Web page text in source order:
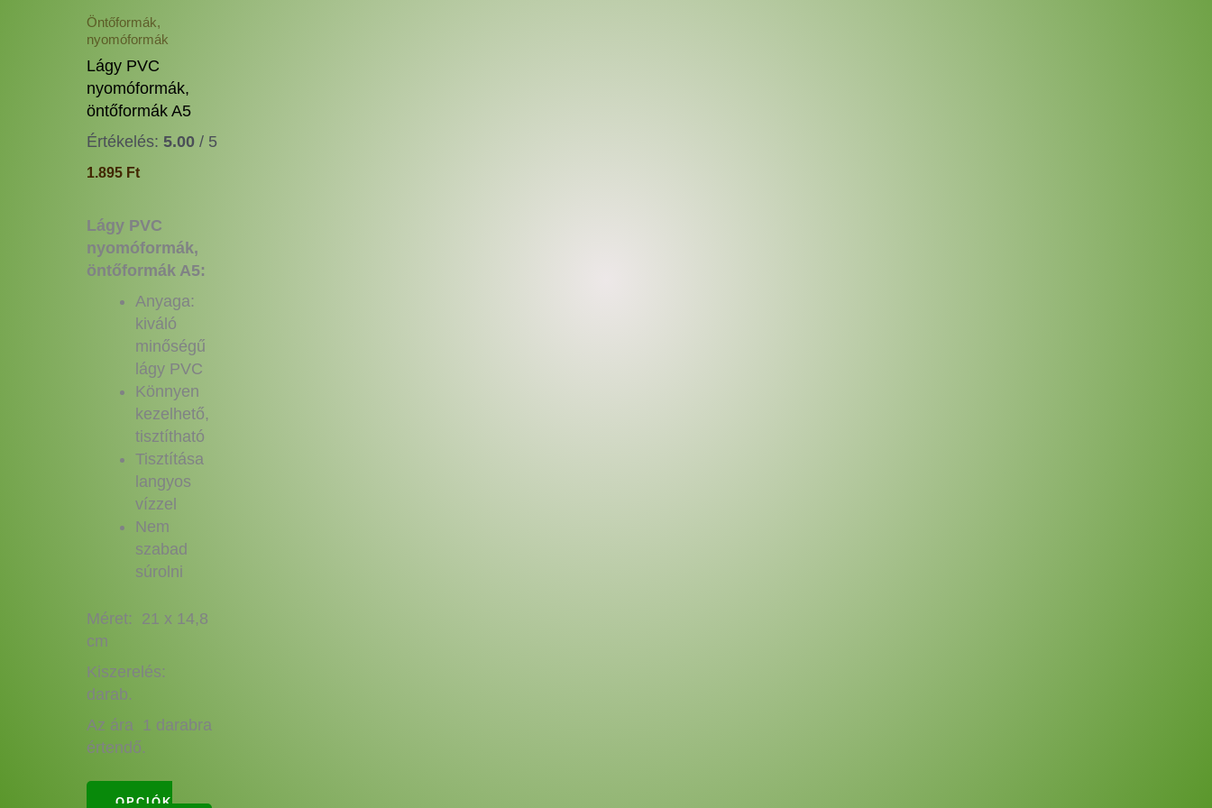
Öntőformák,
nyomóformák
Lágy PVC
nyomóformák,
öntőformák A5
Értékelés: 5.00/ 5
1.895 Ft
Lágy PVC
nyomóformák,
öntőformák A5:
Anyaga:
kiváló
minőségű
lágy PVC
Könnyen
kezelhető,
tisztítható
Tisztítása
langyos
vízzel
Nem
szabad
súrolni
Méret: 21 x 14,8
cm
Kiszerelés:
darab.
Az ára 1 darabra
értendő.
OPCIÓK